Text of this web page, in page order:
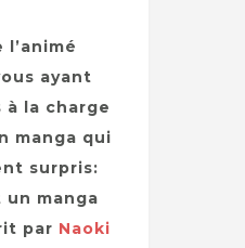
ayant
à la charge
manga qui
surpris:
un manga
par Naoki